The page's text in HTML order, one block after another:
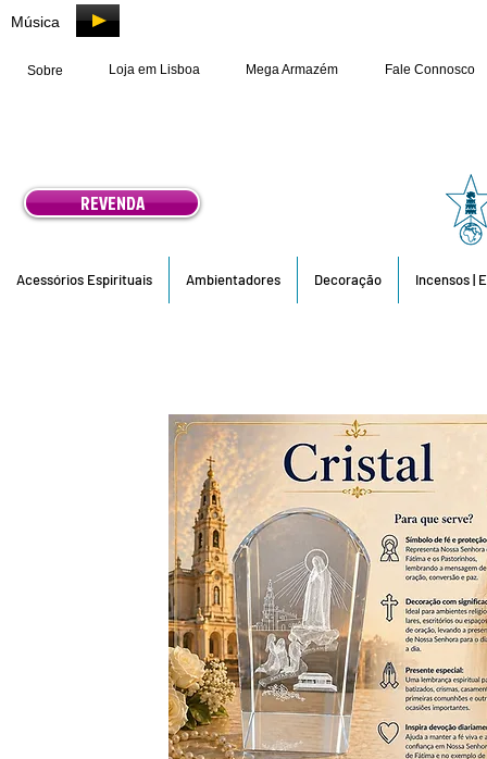
Música
Sobre Loja em Lisboa Mega Armazém Fale Connosco
REVENDA
Acessórios Espirituais Ambientadores Decoração Incensos |